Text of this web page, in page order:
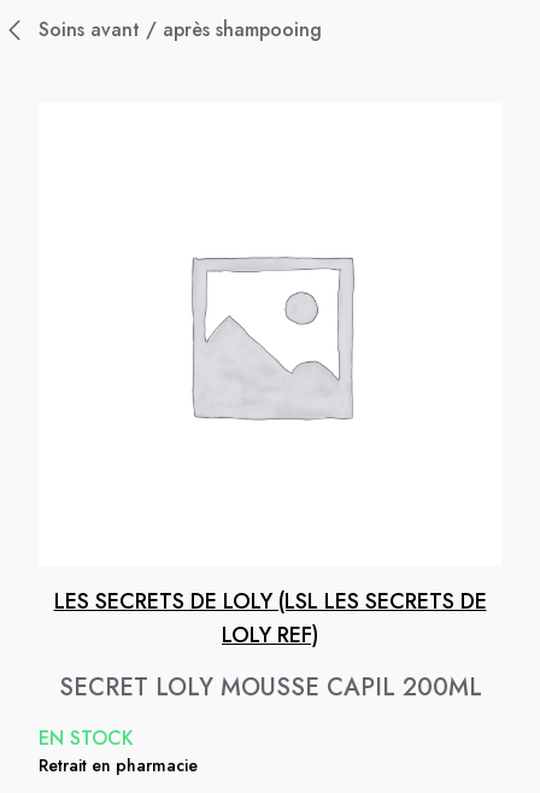
Soins avant / après shampooing
LES SECRETS DE LOLY (LSL LES SECRETS DE
LOLY REF)
SECRET LOLY MOUSSE CAPIL 200ML
EN STOCK
Retrait en pharmacie